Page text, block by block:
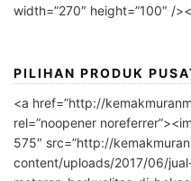
width=”270″ height=”100″ /
PILIHAN PRODUK
<a href=”http://
rel=”noopener
575″ src=”http://
content/uploads/2017/06/